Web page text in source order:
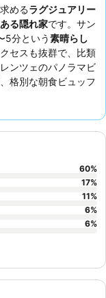
めるラグジュアリー
る隠れ家です。サン
5分という素晴らし
セスも抜群で、比類
ンツェのパノラマビ
格別な朝食ビュッフ
60%
17%
11%
6%
6%